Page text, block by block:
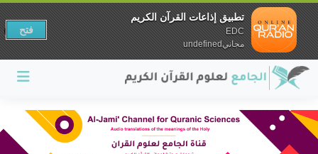
تطبيق إذاعات القرآن الكريم
EDC
مجانيundefined
فتح